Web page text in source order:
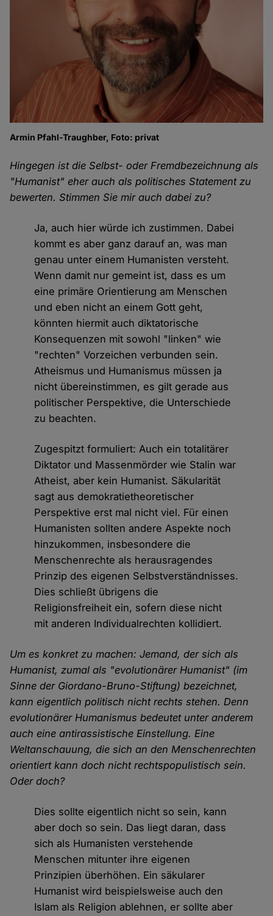
Armin Pfahl-Traughber, Foto: privat
Hingegen ist die Selbst- oder Fremdbezeichnung als
"Humanist" eher auch als politisches Statement zu
bewerten. Stimmen Sie mir auch dabei zu?
Ja, auch hier würde ich zustimmen. Dabei
kommt es aber ganz darauf an, was man
genau unter einem Humanisten versteht.
Wenn damit nur gemeint ist, dass es um
eine primäre Orientierung am Menschen
und eben nicht an einem Gott geht,
könnten hiermit auch diktatorische
Konsequenzen mit sowohl "linken" wie
"rechten" Vorzeichen verbunden sein.
Atheismus und Humanismus müssen ja
nicht übereinstimmen, es gilt gerade aus
politischer Perspektive, die Unterschiede
zu beachten.
Zugespitzt formuliert: Auch ein totalitärer
Diktator und Massenmörder wie Stalin war
Atheist, aber kein Humanist. Säkularität
sagt aus demokratietheoretischer
Perspektive erst mal nicht viel. Für einen
Humanisten sollten andere Aspekte noch
hinzukommen, insbesondere die
Menschenrechte als herausragendes
Prinzip des eigenen Selbstverständnisses.
Dies schließt übrigens die
Religionsfreiheit ein, sofern diese nicht
mit anderen Individualrechten kollidiert.
Um es konkret zu machen: Jemand, der sich als
Humanist, zumal als "evolutionärer Humanist" (im
Sinne der Giordano-Bruno-Stiftung) bezeichnet,
kann eigentlich politisch nicht rechts stehen. Denn
evolutionärer Humanismus bedeutet unter anderem
auch eine antirassistische Einstellung. Eine
Weltanschauung, die sich an den Menschenrechten
orientiert kann doch nicht rechtspopulistisch sein.
Oder doch?
Dies sollte eigentlich nicht so sein, kann
aber doch so sein. Das liegt daran, dass
sich als Humanisten verstehende
Menschen mitunter ihre eigenen
Prinzipien überhöhen. Ein säkularer
Humanist wird beispielsweise auch den
Islam als Religion ablehnen, er sollte aber